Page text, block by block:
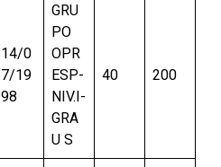
14/0
7/19
98
GRU
PO
OPR
ESP-
NIV.I-
GRA
U S
40 200